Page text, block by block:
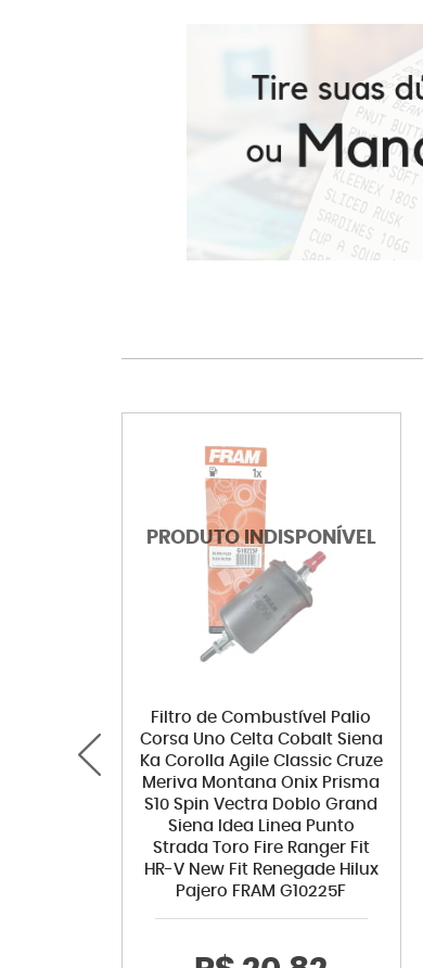
Filtro de Combustível Palio
Corsa Uno Celta Cobalt Siena
Ka Corolla Agile Classic Cruze
Meriva Montana Onix Prisma
S10 Spin Vectra Doblo Grand
Siena Idea Linea Punto
Strada Toro Fire Ranger Fit
HR-V New Fit Renegade Hilux
Pajero FRAM G10225F